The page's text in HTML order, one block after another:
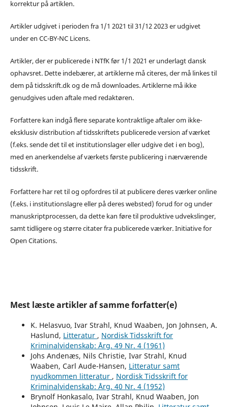
korrektur på artiklen.
Artikler udgivet i perioden fra 1/1 2021 til 31/12 2023 er udgivet
under en CC-BY-NC Licens.
Artikler, der er publicerede i NTfK før 1/1 2021 er underlagt dansk
ophavsret. Dette indebærer, at artiklerne må citeres, der må linkes til
dem på tidsskrift.dk og de må downloades. Artiklerne må ikke
genudgives uden aftale med redaktøren.
Forfattere kan indgå flere separate kontraktlige aftaler om ikke-
eksklusiv distribution af tidsskriftets publicerede version af værket
(f.eks. sende det til et institutionslager eller udgive det i en bog),
med en anerkendelse af værkets første publicering i nærværende
tidsskrift.
Forfattere har ret til og opfordres til at publicere deres værker online
(f.eks. i institutionslagre eller på deres websted) forud for og under
manuskriptprocessen, da dette kan føre til produktive udvekslinger,
samt tidligere og større citater fra publicerede værker. Initiative for
Open Citations.
Mest læste artikler af samme forfatter(e)
K. Helasvuo, Ivar Strahl, Knud Waaben, Jon Johnsen, A.
Haslund, Litteratur , Nordisk Tidsskrift for
Kriminalvidenskab: Årg. 49 Nr. 4 (1961)
Johs Andenæs, Nils Christie, Ivar Strahl, Knud
Waaben, Carl Aude-Hansen, Litteratur samt
nyudkommen litteratur , Nordisk Tidsskrift for
Kriminalvidenskab: Årg. 40 Nr. 4 (1952)
Brynolf Honkasalo, Ivar Strahl, Knud Waaben, Jon